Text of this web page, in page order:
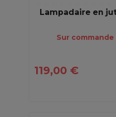
Lampadaire en
Sur commande
119,00 €